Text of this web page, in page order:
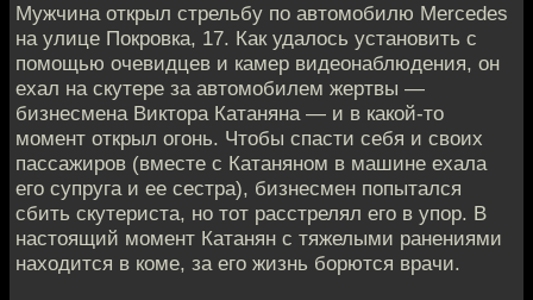
Мужчина открыл стрельбу по автомобилю Mercedes
на улице Покровка, 17. Как удалось установить с
помощью очевидцев и камер видеонаблюдения, он
ехал на скутере за автомобилем жертвы —
бизнесмена Виктора Катаняна — и в какой-то
момент открыл огонь. Чтобы спасти себя и своих
пассажиров (вместе с Катаняном в машине ехала
его супруга и ее сестра), бизнесмен попытался
сбить скутериста, но тот расстрелял его в упор. В
настоящий момент Катанян с тяжелыми ранениями
находится в коме, за его жизнь борются врачи.